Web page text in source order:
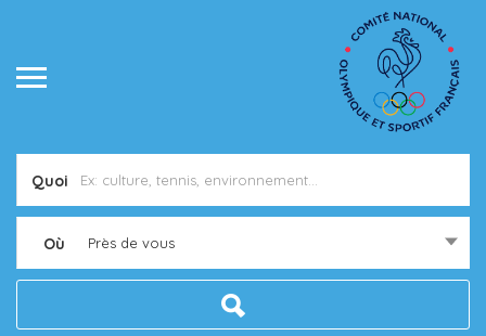
Quoi
Où Près de vous